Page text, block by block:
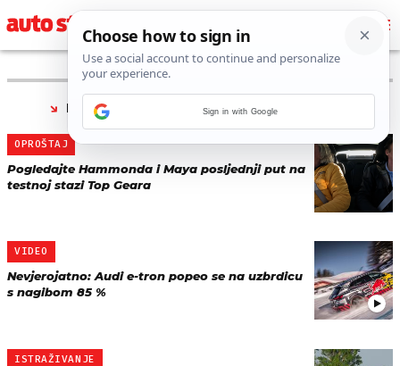
PRONAĐENO 10 REZULTATA ZA TAG “
OPROŠTAJ
Pogledajte Hammonda i Maya posljednji put na
testnoj stazi Top Geara
VIDEO
Nevjerojatno: Audi e-tron popeo se na uzbrdicu
s nagibom 85 %
ISTRAŽIVANJE
Sign in with Google